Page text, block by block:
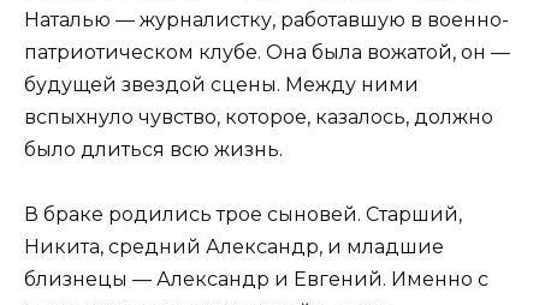
Наталью — журналистку, работавшую в военно-
патриотическом клубе. Она была вожатой, он —
будущей звездой сцены. Между ними
вспыхнуло чувство, которое, казалось, должно
было длиться всю жизнь.
В браке родились трое сыновей. Старший,
Никита, средний Александр, и младшие
близнецы — Александр и Евгений. Именно с